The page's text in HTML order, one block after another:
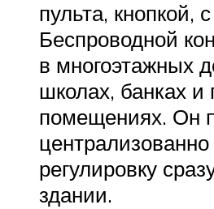
пульта, кнопкой,
Беспроводной
в многоэтажных
школах, банках и
помещениях. Он
регулировку
здании.